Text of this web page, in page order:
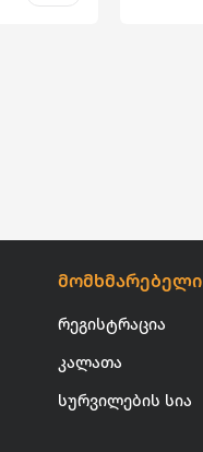
მომხმარებელი
რეგისტრაცია
კალათა
სურვილების სია